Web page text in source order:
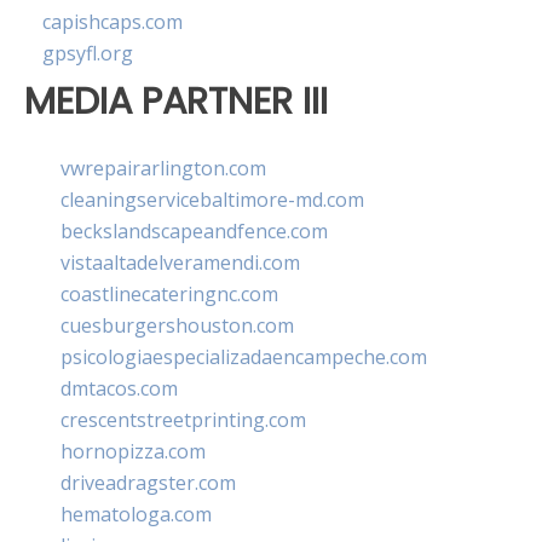
capishcaps.com
gpsyfl.org
MEDIA PARTNER III
vwrepairarlington.com
cleaningservicebaltimore-md.com
beckslandscapeandfence.com
vistaaltadelveramendi.com
coastlinecateringnc.com
cuesburgershouston.com
psicologiaespecializadaencampeche.com
dmtacos.com
crescentstreetprinting.com
hornopizza.com
driveadragster.com
hematologa.com